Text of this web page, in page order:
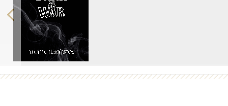
Previous